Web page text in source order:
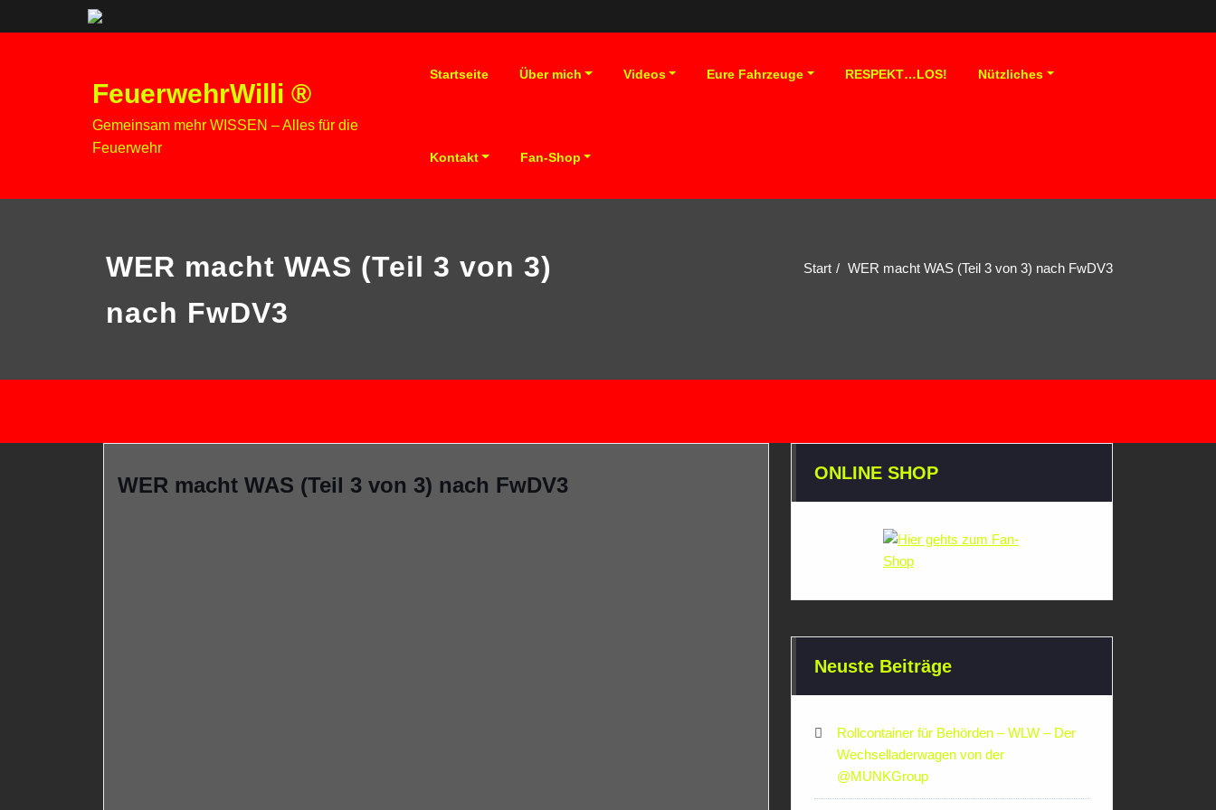
FeuerwehrWilli ®
Gemeinsam mehr WISSEN – Alles für die
Feuerwehr
Startseite Über mich Videos Eure Fahrzeuge RESPEKT…LOS! Nützliches
Kontakt Fan-Shop
WER macht WAS (Teil 3 von 3)
nach FwDV3
Start WER macht WAS (Teil 3 von 3) nach FwDV3
WER macht WAS (Teil 3 von 3) nach FwDV3 ONLINE SHOP
Neuste Beiträge
Rollcontainer für Behörden – WLW – Der
Wechselladerwagen von der
‪@MUNKGroup‬